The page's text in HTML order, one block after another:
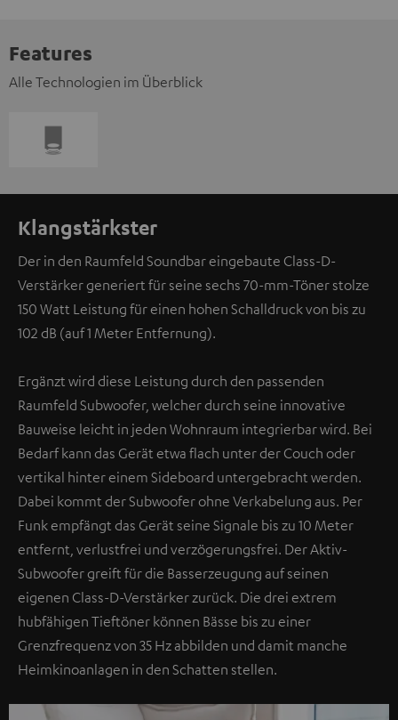
Features
Alle Technologien im Überblick
Klangstärkster
Der in den Raumfeld Soundbar eingebaute Class-D-
Verstärker generiert für seine sechs 70-mm-Töner stolze
150 Watt Leistung für einen hohen Schalldruck von bis zu
102 dB (auf 1 Meter Entfernung).
Ergänzt wird diese Leistung durch den passenden
Raumfeld Subwoofer, welcher durch seine innovative
Bauweise leicht in jeden Wohnraum integrierbar wird. Bei
Bedarf kann das Gerät etwa flach unter der Couch oder
vertikal hinter einem Sideboard untergebracht werden.
Dabei kommt der Subwoofer ohne Verkabelung aus. Per
Funk empfängt das Gerät seine Signale bis zu 10 Meter
entfernt, verlustfrei und verzögerungsfrei. Der Aktiv-
Subwoofer greift für die Basserzeugung auf seinen
eigenen Class-D-Verstärker zurück. Die drei extrem
hubfähigen Tieftöner können Bässe bis zu einer
Grenzfrequenz von 35 Hz abbilden und damit manche
Heimkinoanlagen in den Schatten stellen.